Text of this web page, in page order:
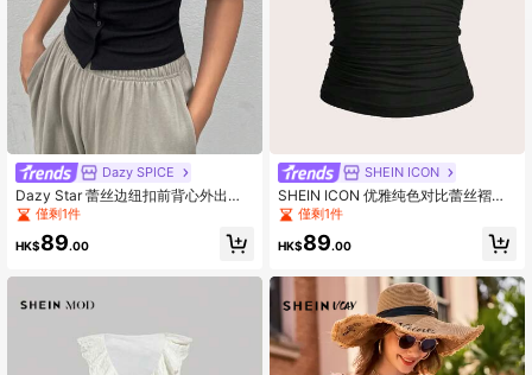
Dazy SPICE
Dazy Star 蕾丝边纽扣前背心外出上
衣 僅剩1件
HK$89.00
SHEIN ICON
SHEIN ICON 优雅纯色对比蕾丝褶饰
Y2k 吊带背心
僅剩1件
HK$89.00